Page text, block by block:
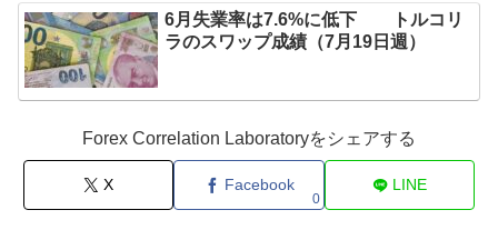
6月失業率は7.6%に低下 トルコリ
ラのスワップ成績（7月19日週）
Forex Correlation Laboratoryをシェアする
X Facebook
0
LINE